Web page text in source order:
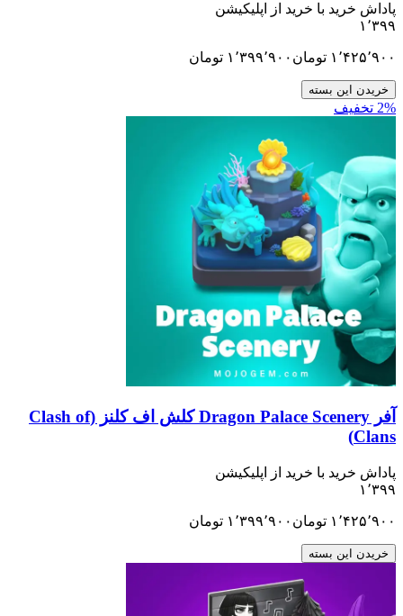
پاداش خرید با خرید از اپلیکیشن
۱٬۳۹۹
۱٬۴۲۵٬۹۰۰ تومان ۱٬۳۹۹٬۹۰۰ تومان
خریدن این بسته
2% تخفیف
آفر Dragon Palace Scenery کلش اف کلنز (Clash of
Clans)
پاداش خرید با خرید از اپلیکیشن
۱٬۳۹۹
۱٬۴۲۵٬۹۰۰ تومان ۱٬۳۹۹٬۹۰۰ تومان
خریدن این بسته